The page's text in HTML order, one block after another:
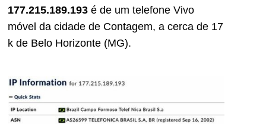
177.215.189.193 é de um telefone Vivo
móvel da cidade de Contagem, a cerca de 17
k de Belo Horizonte (MG).